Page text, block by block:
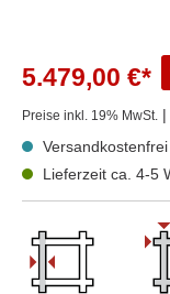
5.479,00 €*
Preise inkl. 19% MwSt. |
Versandkostenfrei
Lieferzeit ca. 4-5